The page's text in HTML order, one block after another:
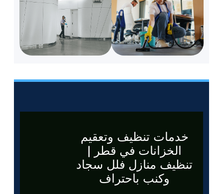
خدمات تنظيف وتعقيم
الخزانات في قطر |
تنظيف منازل فلل سجاد
وكنب باحتراف